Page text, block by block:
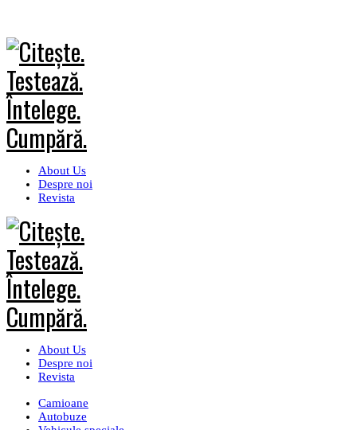
About Us
Despre noi
Revista
About Us
Despre noi
Revista
Camioane
Autobuze